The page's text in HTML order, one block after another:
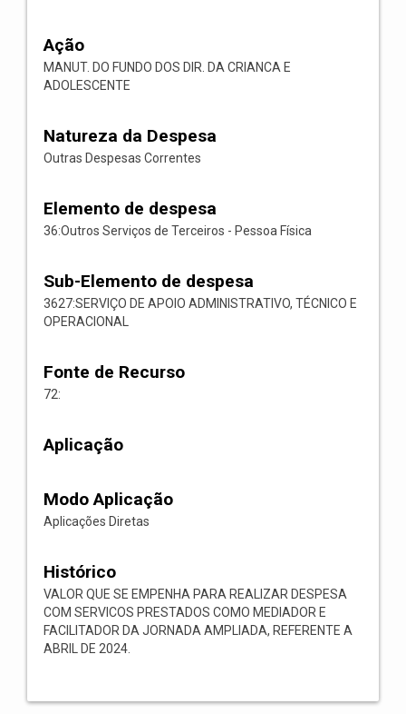
Ação
MANUT. DO FUNDO DOS DIR. DA CRIANCA E
ADOLESCENTE
Natureza da Despesa
Outras Despesas Correntes
Elemento de despesa
36:Outros Serviços de Terceiros - Pessoa Física
Sub-Elemento de despesa
3627:SERVIÇO DE APOIO ADMINISTRATIVO, TÉCNICO E
OPERACIONAL
Fonte de Recurso
72:
Aplicação
Modo Aplicação
Aplicações Diretas
Histórico
VALOR QUE SE EMPENHA PARA REALIZAR DESPESA
COM SERVICOS PRESTADOS COMO MEDIADOR E
FACILITADOR DA JORNADA AMPLIADA, REFERENTE A
ABRIL DE 2024.